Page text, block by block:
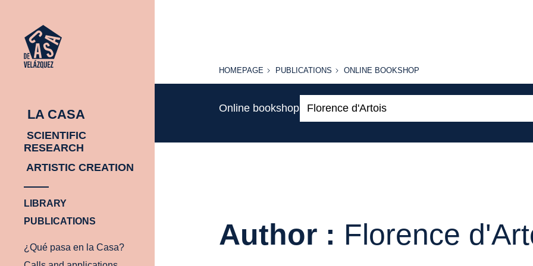
LA CASA
SCIENTIFIC
RESEARCH
ARTISTIC CREATION
LIBRARY
PUBLICATIONS
¿Qué pasa en la Casa?
HOMEPAGE
HOMEPAGE PUBLICATIONS
PUBLICATIONS
ONLINE
ONLINE BOOKSHOP
Online bookshop
Author : Florence